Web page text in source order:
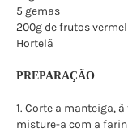
5 gemas
200g de frutos
Hortelã
PREPARAÇÃO
1. Corte a manteiga,
misture-a com a